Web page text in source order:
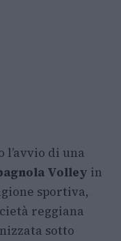
di una
Volley in
sportiva,
reggiana
sotto